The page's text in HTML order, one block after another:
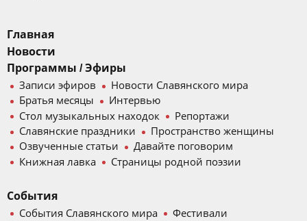
Главная
Новости
Программы / Эфиры
Записи эфиров
Новости Славянского мира
Братья месяцы
Интервью
Стол музыкальных находок
Репортажи
Славянские праздники
Пространство женщины
Озвученные статьи
Давайте поговорим
Книжная лавка
Страницы родной поэзии
События
События Славянского мира
Фестивали